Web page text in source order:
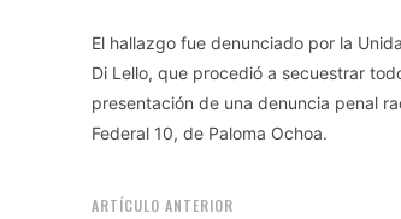
El hallazgo fue denunciado por la
Di Lello, que procedió a secuestrar
presentación de una denuncia penal
Federal 10, de Paloma Ochoa.
ARTÍCULO ANTERIOR